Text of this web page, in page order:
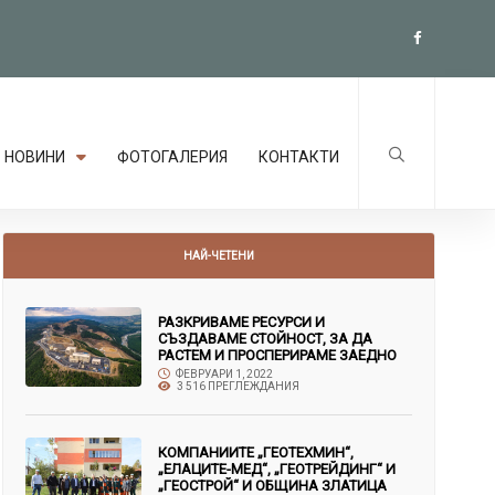
НОВИНИ ФОТОГАЛЕРИЯ КОНТАКТИ
НАЙ-ЧЕТЕНИ
РАЗКРИВАМЕ РЕСУРСИ И
СЪЗДАВАМЕ СТОЙНОСТ, ЗА ДА
РАСТЕМ И ПРОСПЕРИРАМЕ ЗАЕДНО
ФЕВРУАРИ 1, 2022
3 516 ПРЕГЛЕЖДАНИЯ
КОМПАНИИТЕ „ГЕОТЕХМИН“,
„ЕЛАЦИТЕ-МЕД“, „ГЕОТРЕЙДИНГ“ И
„ГЕОСТРОЙ“ И ОБЩИНА ЗЛАТИЦА